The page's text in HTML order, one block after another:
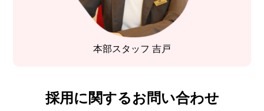
本部スタッフ 吉戸
採用に関するお問い合わせ